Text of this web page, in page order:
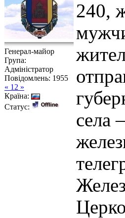
Генерал-майор
Група:
Адміністратор
Повідомлень: 1955
« 12 »
Країна:
Статус:
240,
села